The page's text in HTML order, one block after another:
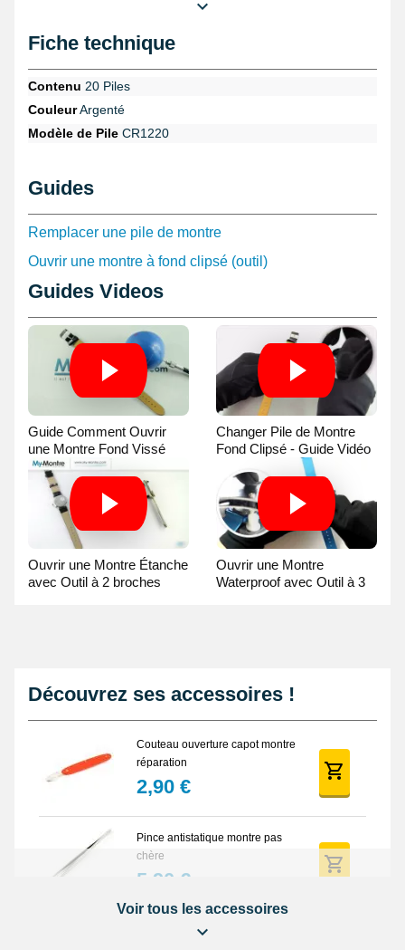
Ce sont 20 batteries CR1220 mesurant 1,9 mm de haut et 12 mm
CR1220-1W, KCR1220, SB-T13, BR1220, 280-208, LM1220,
DL1220B, et bien d'autres encore se combinent au nom CR1220.
étanche d'un garde-temps avant de passer commande plus la
référence de la pile. En cas que votre garde-temps a un joint,
de montre qui aura la possibilité d'en attester le caractère
distinguant aussi dans un petite télécommande, électronique,
batterie montre CR1220 est courant.
Fiche technique
Contenu 20 Piles
CouleurArgenté
Modèle de Pile CR1220
Guides
Remplacer une pile de montre
Ouvrir une montre à fond clipsé (outil)
Guides Videos
Guide Comment Ouvrir
une Montre Fond Vissé
avec une Balle
Changer Pile de Montre
Fond Clipsé - Guide Vidéo
Ouvrir une Montre Étanche
avec Outil à 2 broches
Ouvrir une Montre
Waterproof avec Outil à 3
Découvrez ses accessoires !
Couteau ouverture capot montre
réparation
2,90 €
Pince antistatique montre pas
chère
5,90 €
Balle synthétique pas chère
Voir tous les accessoires